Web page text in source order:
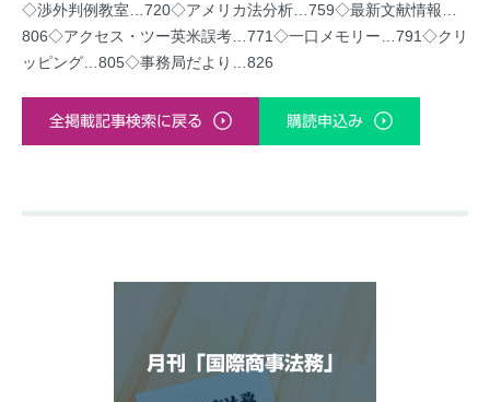
◇渉外判例教室…720◇アメリカ法分析…759◇最新文献情報…
806◇アクセス・ツー英米誤考…771◇一口メモリー…791◇クリ
ッピング…805◇事務局だより…826
全掲載記事検索に戻る 購読申込み
月刊「国際商事法務」